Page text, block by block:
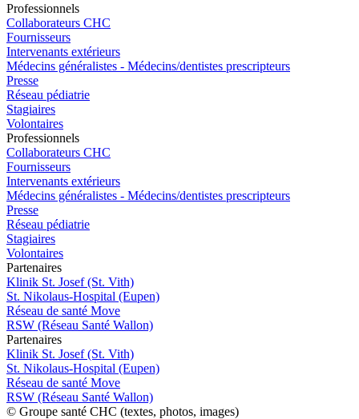
Professionnels
Collaborateurs CHC
Fournisseurs
Intervenants extérieurs
Médecins généralistes - Médecins/dentistes prescripteurs
Presse
Réseau pédiatrie
Stagiaires
Volontaires
Professionnels
Collaborateurs CHC
Fournisseurs
Intervenants extérieurs
Médecins généralistes - Médecins/dentistes prescripteurs
Presse
Réseau pédiatrie
Stagiaires
Volontaires
Partenaires
Klinik St. Josef (St. Vith)
St. Nikolaus-Hospital (Eupen)
Réseau de santé Move
RSW (Réseau Santé Wallon)
Partenaires
Klinik St. Josef (St. Vith)
St. Nikolaus-Hospital (Eupen)
Réseau de santé Move
RSW (Réseau Santé Wallon)
© Groupe santé CHC (textes, photos, images)